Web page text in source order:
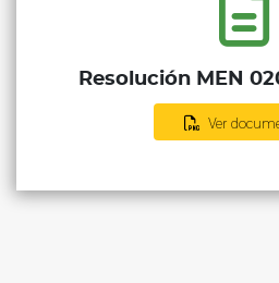
Resolución MEN
Ver